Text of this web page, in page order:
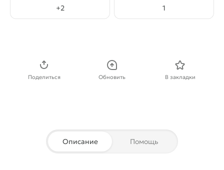
+2
Нравится 1Не нравится
Поделиться Обновить В закладки
Описание Помощь